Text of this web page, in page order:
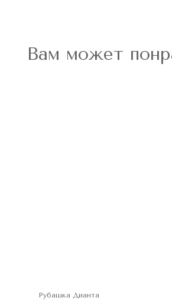
Вам может
Рубашка Дианта